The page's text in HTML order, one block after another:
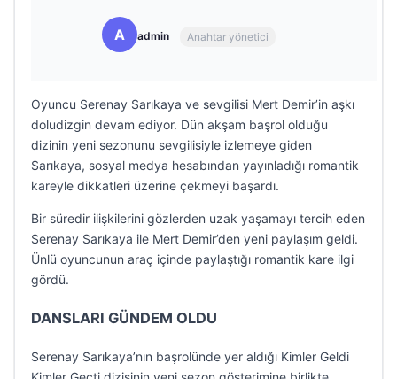
A admin Anahtar yönetici
Oyuncu Serenay Sarıkaya ve sevgilisi Mert Demir’in aşkı
doludizgin devam ediyor. Dün akşam başrol olduğu
dizinin yeni sezonunu sevgilisiyle izlemeye giden
Sarıkaya, sosyal medya hesabından yayınladığı romantik
kareyle dikkatleri üzerine çekmeyi başardı.
Bir süredir ilişkilerini gözlerden uzak yaşamayı tercih eden
Serenay Sarıkaya ile Mert Demir’den yeni paylaşım geldi.
Ünlü oyuncunun araç içinde paylaştığı romantik kare ilgi
gördü.
DANSLARI GÜNDEM OLDU
Serenay Sarıkaya’nın başrolünde yer aldığı Kimler Geldi